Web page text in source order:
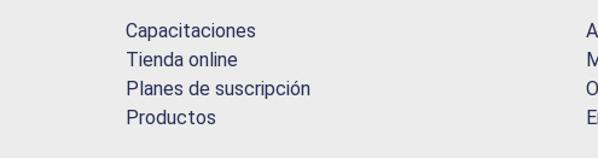
Capacitaciones
Tienda online
Planes de suscripción
Productos